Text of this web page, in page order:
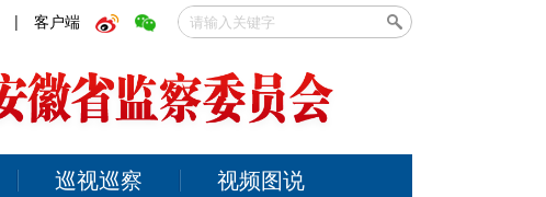
| 客户端
巡视巡察 视频图说